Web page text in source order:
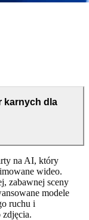
karnych dla
na AI, który
wideo.
zabawnej sceny
modele
ruchu i